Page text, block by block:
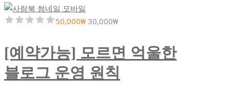
50,000₩ 30,000₩
[예약가능] 모르면 억울한
블로그 운영 원칙